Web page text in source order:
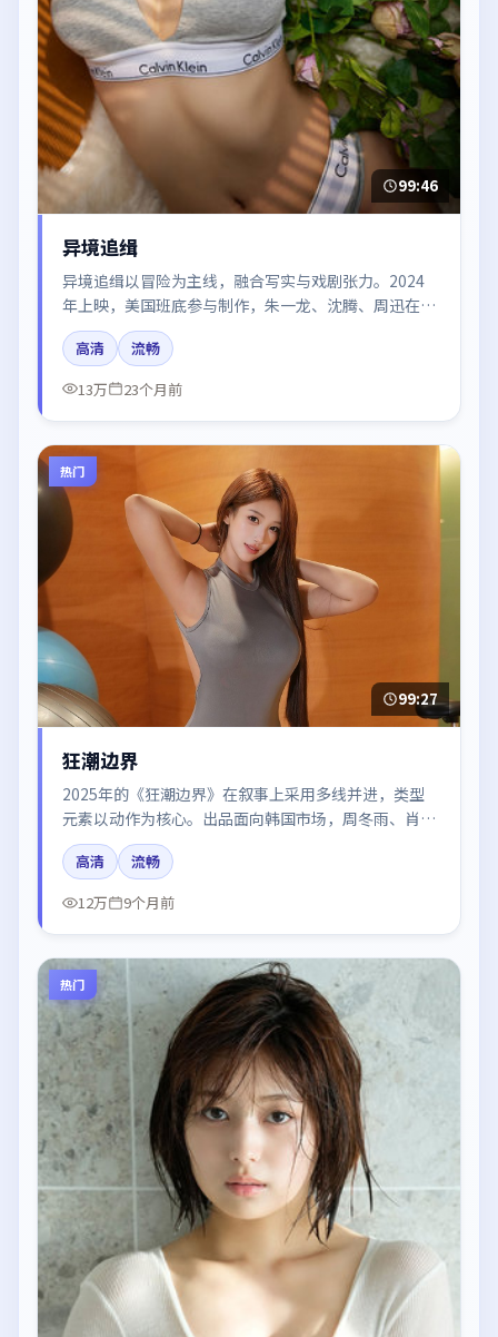
99:46
异境追缉
异境追缉以冒险为主线，融合写实与戏剧张力。2024
年上映，美国班底参与制作，朱一龙、沈腾、周迅在片
中呈现细腻表演，影像风格统一，配乐与剪辑强化了情
绪曲线。
高清
流畅
13万
23个月前
热门
99:27
狂潮边界
2025年的《狂潮边界》在叙事上采用多线并进，类型
元素以动作为核心。出品面向韩国市场，周冬雨、肖
战、赵丽颖、刘亦菲所饰角色推动关键反转，结尾留白
引发讨论。
高清
流畅
12万
9个月前
热门